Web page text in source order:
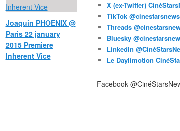
Joaquin PHOENIX @
Paris 22 january
2015 Premiere
Inherent Vice
X (ex-Twitter)
TikTok @cinestarsnews
Threads
Bluesky
LinkedIn
Le Daylimotion
Facebook